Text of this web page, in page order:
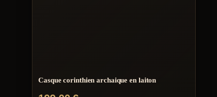
Casque corinthien archaique en laiton